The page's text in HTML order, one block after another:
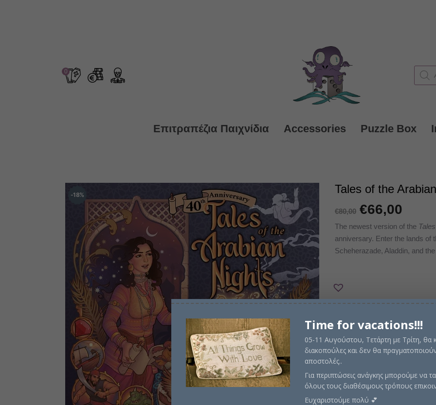
0
search
Επιτραπέζια Παιχνίδια Accessories Puzzle Box
18% Tales of the
€80,00 Original
price
was:
€66,00
τιμή
The newest version of the
anniversary. Enter the lands of
Scheherazade, Aladdin, and
Εξαντλημένο
Time for vacations!!!
05-11 Αυγούστου, Τετάρτη με Τρίτη, θα
διακοπούλες και δεν θα
αποστολές..
Για περιπτώσεις ανάγκης μπορούμε να
όλους τους διαθέσιμους τρόπους
Ευχαριστούμε πολύ 💕